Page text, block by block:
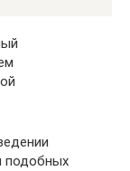
подобных